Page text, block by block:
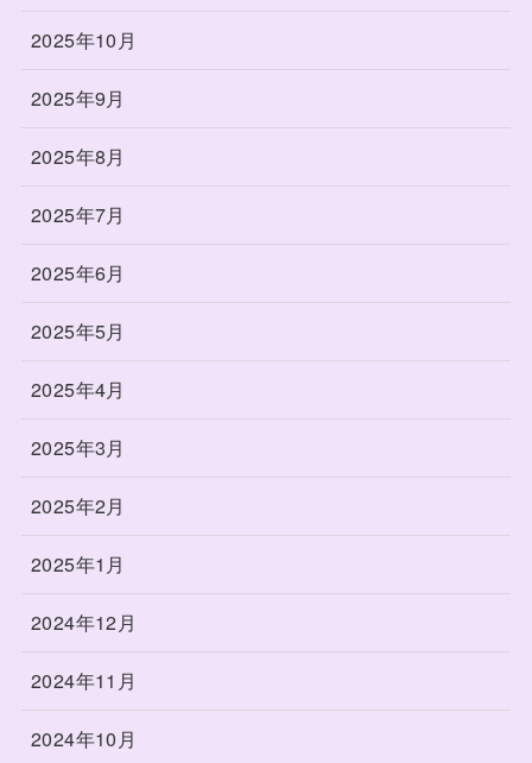
2025年10月
2025年9月
2025年8月
2025年7月
2025年6月
2025年5月
2025年4月
2025年3月
2025年2月
2025年1月
2024年12月
2024年11月
2024年10月